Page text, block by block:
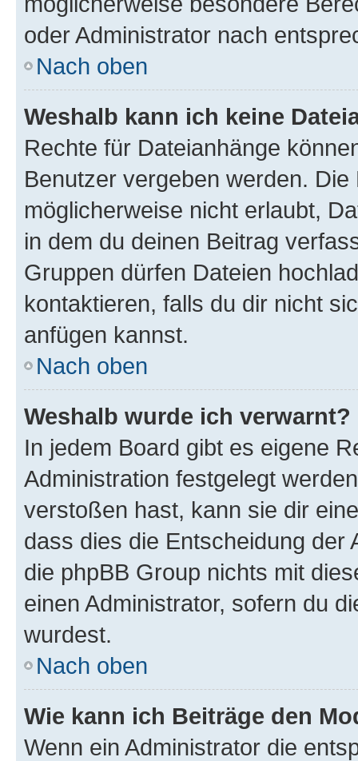
oder Administrator nach
Nach oben
Weshalb kann ich keine
Rechte für Dateianhänge
Benutzer vergeben werden.
möglicherweise nicht erlaubt,
in dem du deinen Beitrag
Gruppen dürfen Dateien
kontaktieren, falls du dir nicht
anfügen kannst.
Nach oben
Weshalb wurde ich verwarnt?
In jedem Board gibt es eigene
Administration festgelegt
verstoßen hast, kann sie dir
dass dies die Entscheidung der
die phpBB Group nichts mit
einen Administrator, sofern du
wurdest.
Nach oben
Wie kann ich Beiträge den
Wenn ein Administrator die